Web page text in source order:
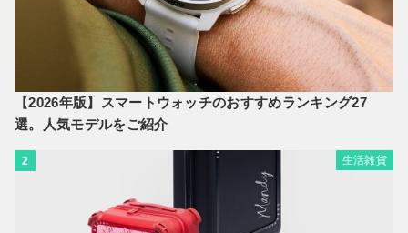
【2026年版】スマートウォッチのおすすめランキング27
選。人気モデルをご紹介
2 生活雑貨